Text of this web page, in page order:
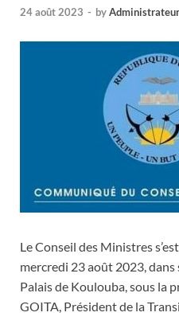
24 août 2023 - byAdministrateur
Le Conseil des Ministres
mercredi 23 août 2023,
Palais de Koulouba, sous la
GOITA, Président de la